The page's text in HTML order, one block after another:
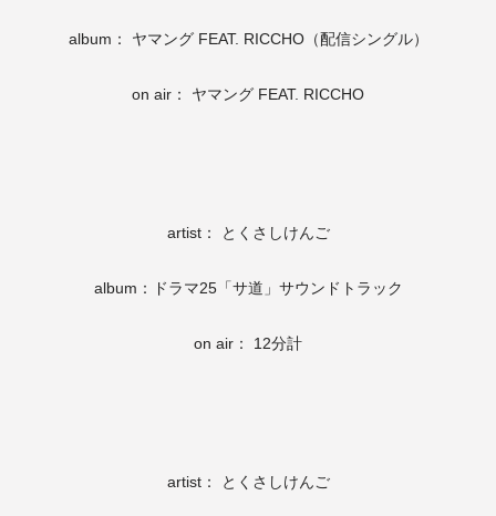
album： ヤマング FEAT. RICCHO（配信シングル）
on air： ヤマング FEAT. RICCHO
artist： とくさしけんご
album：ドラマ25「サ道」サウンドトラック
on air： 12分計
artist： とくさしけんご